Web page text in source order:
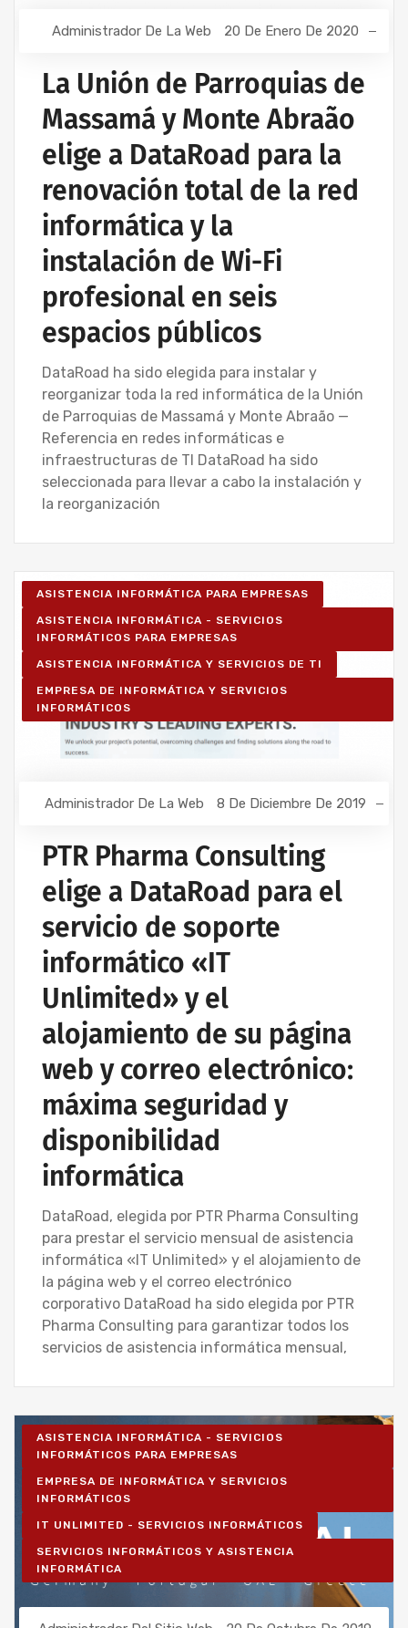
Administrador De La Web 20 De Enero De 2020
La Unión de Parroquias de
Massamá y Monte Abraão
elige a DataRoad para la
renovación total de la red
informática y la
instalación de Wi-Fi
profesional en seis
espacios públicos
DataRoad ha sido elegida para instalar y
reorganizar toda la red informática de la Unión
de Parroquias de Massamá y Monte Abraão —
Referencia en redes informáticas e
infraestructuras de TI DataRoad ha sido
seleccionada para llevar a cabo la instalación y
la reorganización
ASISTENCIA INFORMÁTICA PARA EMPRESAS
ASISTENCIA INFORMÁTICA - SERVICIOS
INFORMÁTICOS PARA EMPRESAS
ASISTENCIA INFORMÁTICA Y SERVICIOS DE TI
EMPRESA DE INFORMÁTICA Y SERVICIOS
INFORMÁTICOS
Administrador De La Web 8 De Diciembre De 2019
PTR Pharma Consulting
elige a DataRoad para el
servicio de soporte
informático «IT
Unlimited» y el
alojamiento de su página
web y correo electrónico:
máxima seguridad y
disponibilidad
informática
DataRoad, elegida por PTR Pharma Consulting
para prestar el servicio mensual de asistencia
informática «IT Unlimited» y el alojamiento de
la página web y el correo electrónico
corporativo DataRoad ha sido elegida por PTR
Pharma Consulting para garantizar todos los
servicios de asistencia informática mensual,
ASISTENCIA INFORMÁTICA - SERVICIOS
INFORMÁTICOS PARA EMPRESAS
EMPRESA DE INFORMÁTICA Y SERVICIOS
INFORMÁTICOS
IT UNLIMITED - SERVICIOS INFORMÁTICOS
SERVICIOS INFORMÁTICOS Y ASISTENCIA
INFORMÁTICA